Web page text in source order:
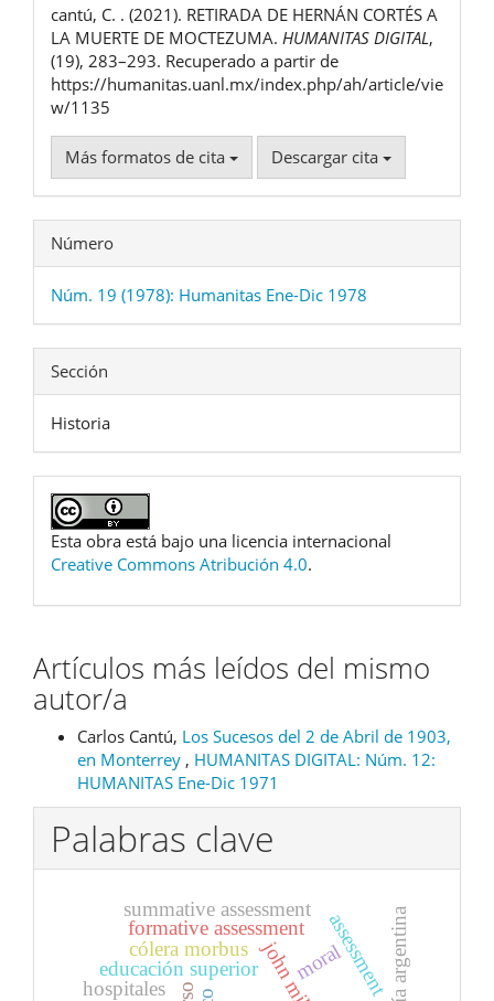
artículo
cantú, C. . (2021). RETIRADA DE HERNÁN CORTÉS A
LA MUERTE DE MOCTEZUMA. HUMANITAS DIGITAL,
(19), 283–293. Recuperado a partir de
https://humanitas.uanl.mx/index.php/ah/article/vie
w/1135
Más formatos de cita Descargar cita
Número
Núm. 19 (1978): Humanitas Ene-Dic 1978
Sección
Historia
Esta obra está bajo una licencia internacional
Creative Commons Atribución 4.0.
Artículos más leídos del mismo
autor/a
Carlos Cantú, Los Sucesos del 2 de Abril de 1903,
en Monterrey , HUMANITAS DIGITAL: Núm. 12:
HUMANITAS Ene-Dic 1971
Palabras clave
educación superior moralassessment
formative assessment
summative assessment
cólera morbus
hospitales